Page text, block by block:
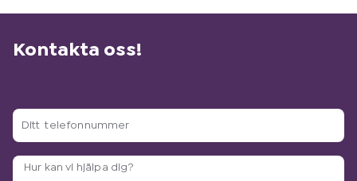
Kontakta oss!
Ditt
Arbetsbeskrivning?